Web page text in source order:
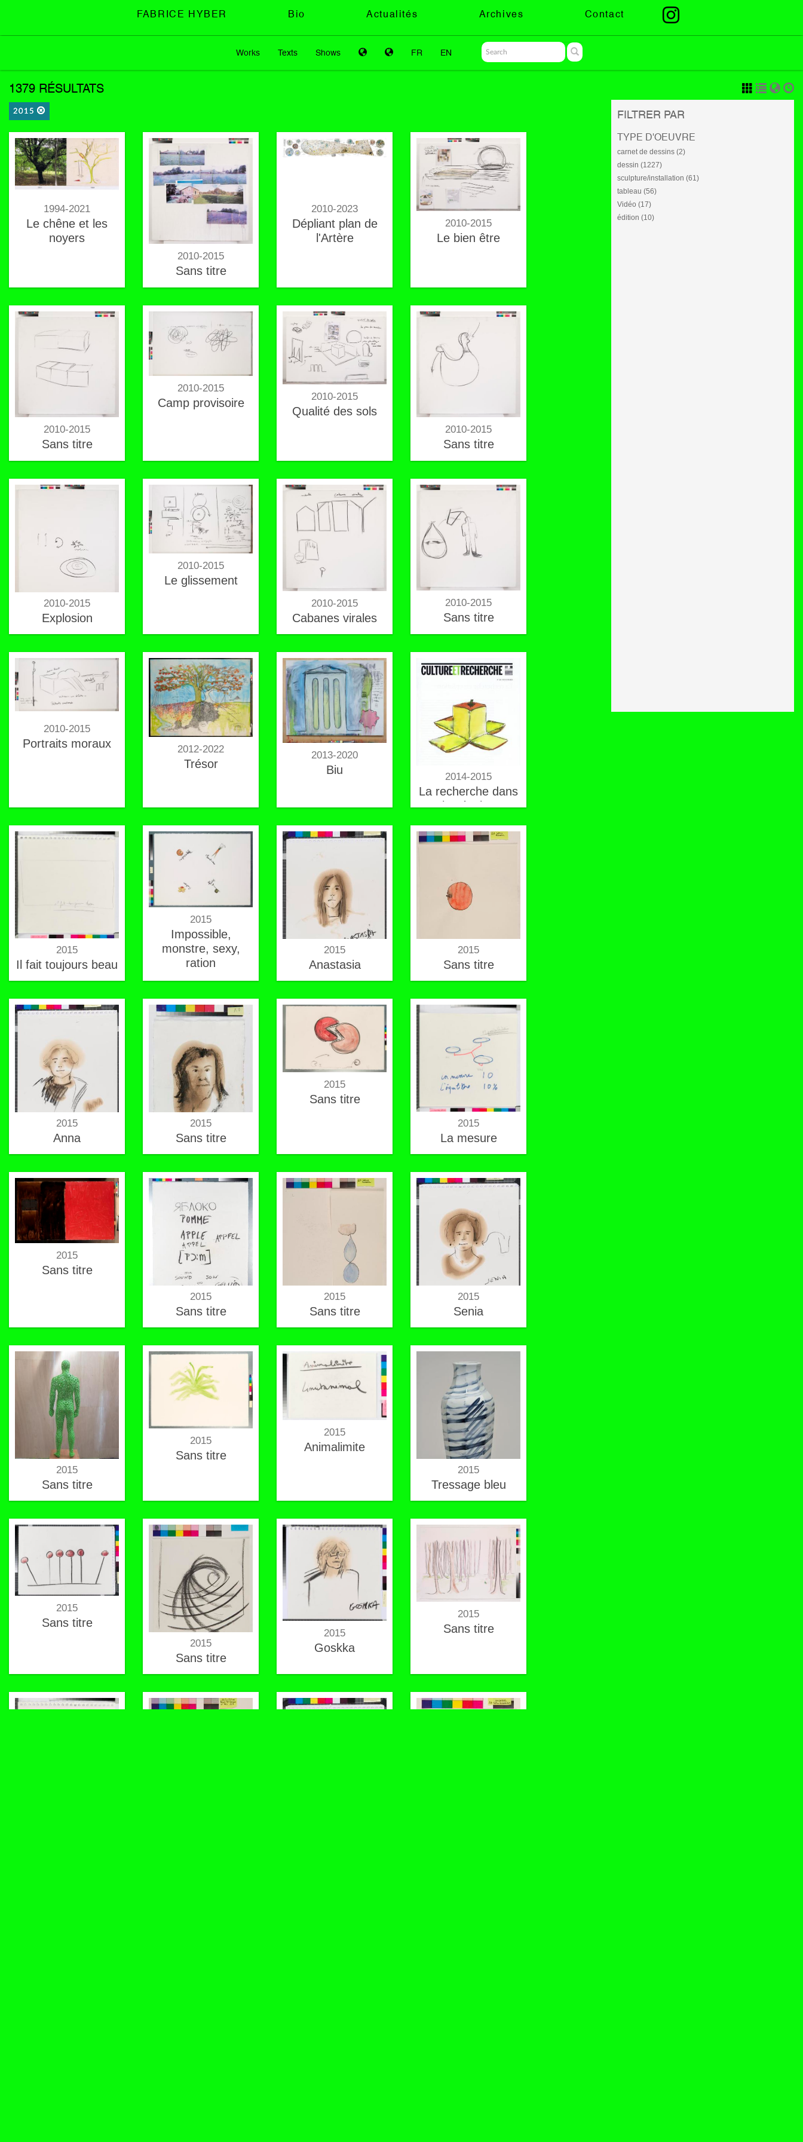
FABRICE HYBER Bio Actualités Archives Contact
Works Texts Shows FR EN
1379 RÉSULTATS
2015
1994-2021
Le chêne et les
noyers
2010-2015
Sans titre
2010-2023
Dépliant plan de
l'Artère
2010-2015
Le bien être
2010-2015
Sans titre
2010-2015
Camp provisoire 2010-2015
Qualité des sols
2010-2015
Sans titre
2010-2015
Explosion
2010-2015
Le glissement
2010-2015
Cabanes virales
2010-2015
Sans titre
2010-2015
Portraits moraux 2012-2022
Trésor
2013-2020
Biu
2014-2015
La recherche dans
les écoles
2015
Il fait toujours beau
2015
Impossible,
monstre, sexy,
ration
2015
Anastasia
2015
Sans titre
2015
Anna
2015
Sans titre
2015
Sans titre
2015
La mesure
2015
Sans titre
2015
Sans titre
2015
Sans titre
2015
Senia
2015
Sans titre
2015
Sans titre
2015
Animalimite
2015
Tressage bleu
2015
Sans titre
2015
Sans titre
2015
Goskka
2015
Sans titre
FILTRER PAR
TYPE D'OEUVRE
carnet de dessins (2)
dessin (1227)
sculpture/installation (61)
tableau (56)
Vidéo (17)
édition (10)